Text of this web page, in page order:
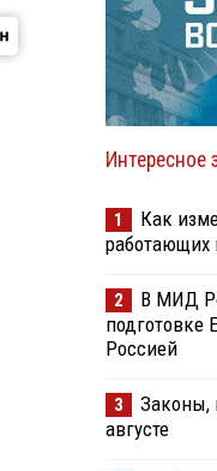
Интересное
1
Как
работающих
2
В МИД
подготовке
Россией
3
Законы,
августе